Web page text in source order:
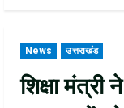
News उत्तराखंड
शिक्षा